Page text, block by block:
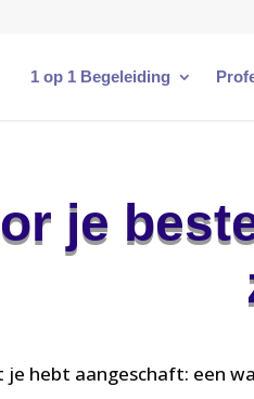
1 op 1 Begeleiding
je
je hebt aangeschaft: een